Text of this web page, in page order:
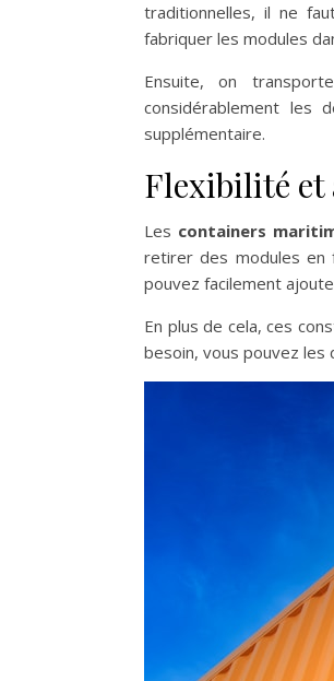
traditionnelles, il ne
fabriquer les modules
Ensuite, on
considérablement les
supplémentaire.
Flexibilité
Les containers
retirer des modules en
pouvez facilement
En plus de cela, ces
besoin, vous pouvez les